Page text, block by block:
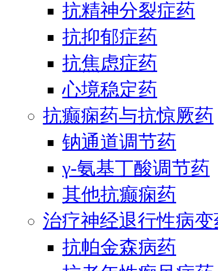
抗精神分裂症药
抗抑郁症药
抗焦虑症药
心境稳定药
抗癫痫药与抗惊厥药
钠通道调节药
γ-氨基丁酸调节药
其他抗癫痫药
治疗神经退行性病
抗帕金森病药